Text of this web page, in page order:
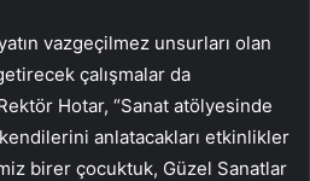
vazgeçilmez unsurları olan
çalışmalar da
Hotar, “Sanat atölyesinde
anlatacakları etkinlikler
birer çocuktuk, Güzel Sanatlar